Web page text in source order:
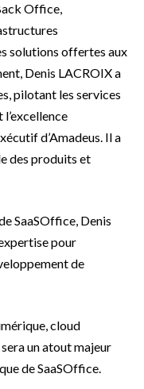
Office,
solutions offertes aux
Denis LACROIX a
pilotant les services
d’Amadeus. Il a
des produits et
SaaSOffice, Denis
pour
de
cloud
un atout majeur
de SaaSOffice.